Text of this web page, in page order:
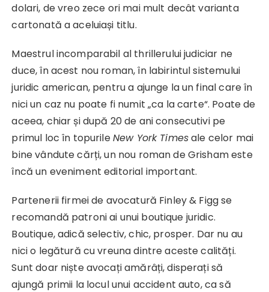
dolari, de vreo zece ori mai mult decât varianta
cartonată a aceluiași titlu.
Maestrul incomparabil al thrillerului judiciar ne
duce, în acest nou roman, în labirintul sistemului
juridic american, pentru a ajunge la un final care în
nici un caz nu poate fi numit „ca la carte“. Poate de
aceea, chiar și după 20 de ani consecutivi pe
primul loc în topurileNew York Timesale celor mai
bine vândute cărți, un nou roman de Grisham este
încă un eveniment editorial important.
Partenerii firmei de avocatură Finley & Figg se
recomandă patroni ai unui boutique juridic.
Boutique, adică selectiv, chic, prosper. Dar nu au
nici o legătură cu vreuna dintre aceste calități.
Sunt doar niște avocați amărâți, disperați să
ajungă primii la locul unui accident auto, ca să